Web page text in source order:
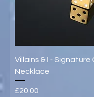
Villains & I - Signature
Necklace
가격
£20.00